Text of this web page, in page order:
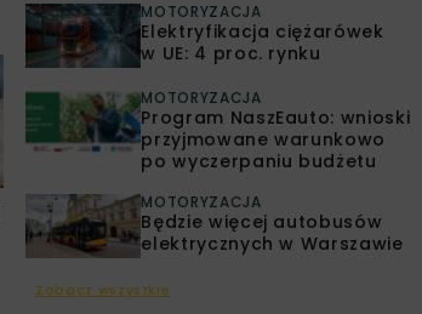
MOTORYZACJA
Elektryfikacja ciężarówek
w UE: 4 proc. rynku
MOTORYZACJA
Program NaszEauto: wnioski
przyjmowane warunkowo
po wyczerpaniu budżetu
MOTORYZACJA
Będzie więcej autobusów
elektrycznych w Warszawie
Zobacz wszystkie